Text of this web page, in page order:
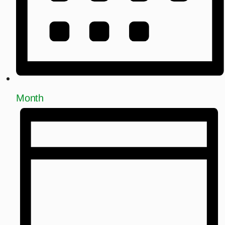
Month